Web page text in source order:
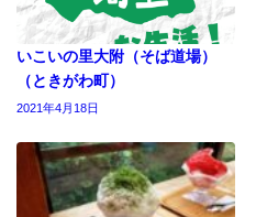
いこいの里大附（そば道場）
（ときがわ町）
2021年4月18日